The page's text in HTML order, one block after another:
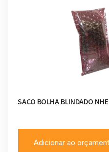
SACO BOLHA BLINDADO
Adicionar ao